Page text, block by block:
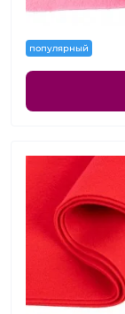
популярный